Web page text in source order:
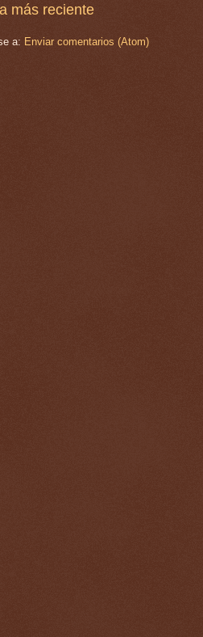
más reciente
a: Enviar comentarios (Atom)